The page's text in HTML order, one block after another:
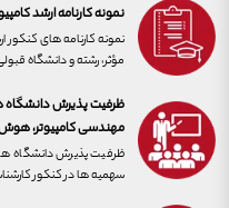
نمونه کارنامه ارشد
نمونه کارنامه های
مؤثر، رشته و دانشگاه
ظرفیت پذیرش دانشگاه
مهندسی کامپیوتر،
ظرفیت پذیرش دانشگاه ها
سهمیه ها در کنکور